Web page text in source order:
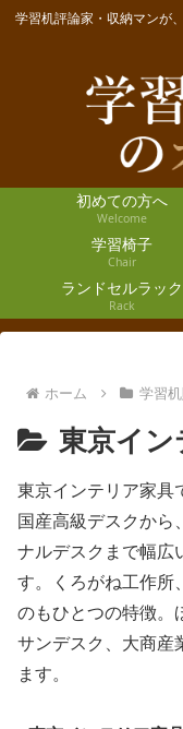
学習机評論家・収納マンが
初めての方へ
Welcome
学習椅子
Chair
ランドセルラック
Rack
ホーム 学習
東京イン
東京インテリア家具
国産高級デスクから
ナルデスクまで幅広
す。くろがね工作所
のもひとつの特徴。
サンデスク、大商産
ます。